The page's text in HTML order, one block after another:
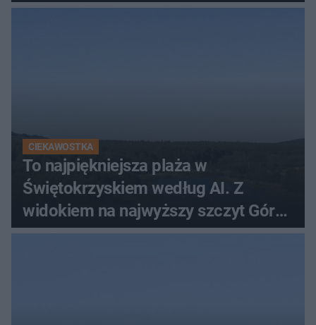
CIEKAWOSTKA
To najpiękniejsza plaża w
Świętokrzyskiem według AI. Z
widokiem na najwyższy szczyt Gór
Świętokrzyskich